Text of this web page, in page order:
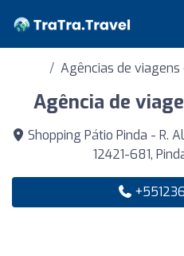
Agências de
Agência de
Shopping Pátio Pinda - R.
12421-681,